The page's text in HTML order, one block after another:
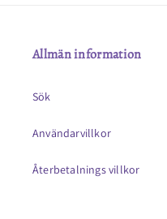
Allmän information
Sök
Användarvillkor
Återbetalnings villkor